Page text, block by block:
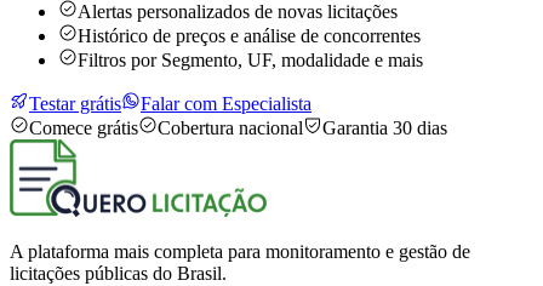
Alertas personalizados de novas licitações
Histórico de preços e análise de concorrentes
Filtros por Segmento, UF, modalidade e mais
Testar grátis
Falar com Especialista
Comece grátis
Cobertura nacional Garantia 30 dias
A plataforma mais completa para monitoramento e gestão de
licitações públicas do Brasil.